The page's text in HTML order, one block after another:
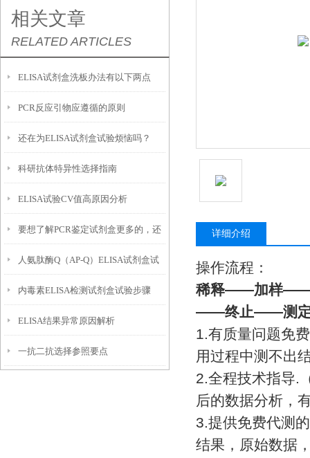
相关文章
RELATED ARTICLES
ELISA试剂盒洗板办法有以下两点
PCR反应引物应遵循的原则
还在为ELISA试剂盒试验烦恼吗？
科研抗体特异性选择指南
ELISA试验CV值高原因分析
要想了解PCR鉴定试剂盒更多的，还
不来看看下文
人氨肽酶Q（AP-Q）ELISA试剂盒试
验样本要求
内毒素ELISA检测试剂盒试验步骤
ELISA结果异常原因解析
一抗二抗选择参照要点
详细介绍
操作流程：
稀释——加样
——终止——测
1.有质量问题免
用过程中测不出
2.全程技术指导.
后的数据分析，
3.提供免费代测
结果，原始数据